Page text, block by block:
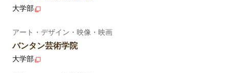
大学部
アート・デザイン・映像・映画
バンタン芸術学院
大学部